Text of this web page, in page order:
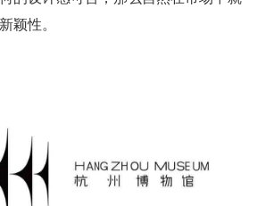
颖性。